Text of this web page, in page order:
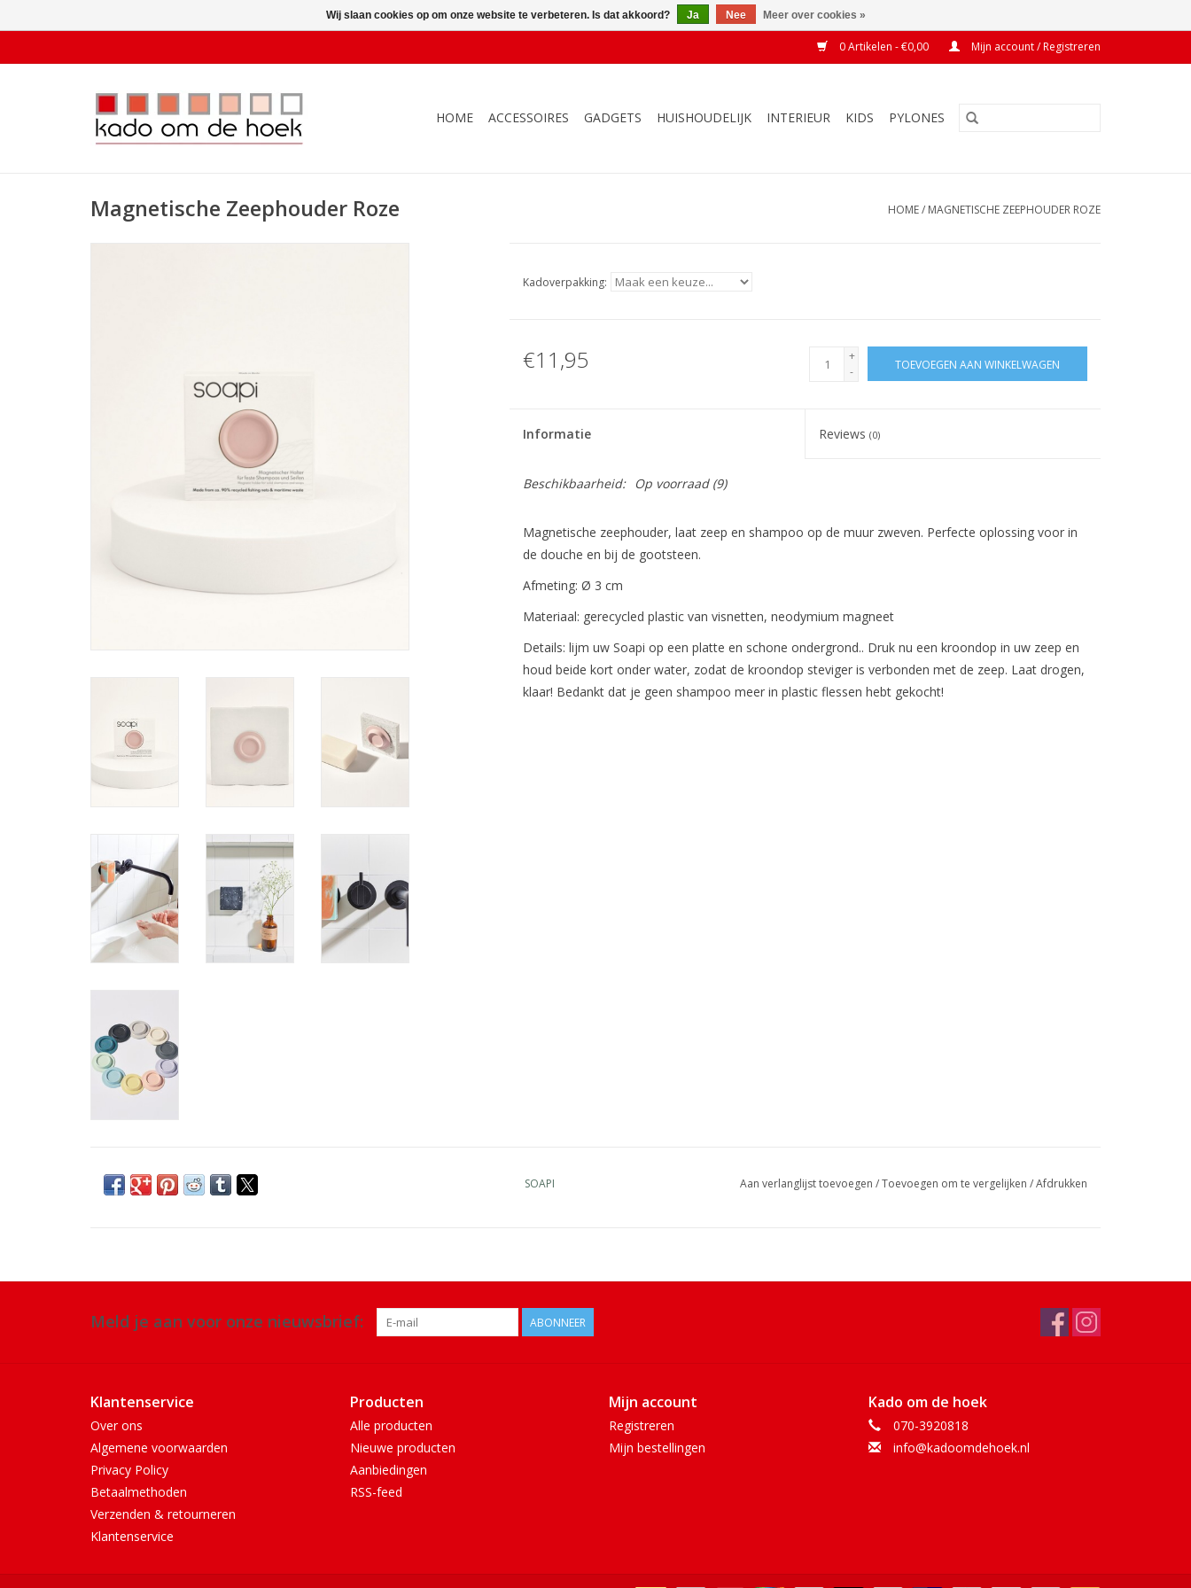
0 Artikelen - €0,00 Mijn account / Registreren
HOME ACCESSOIRES GADGETS HUISHOUDELIJK INTERIEUR KIDS PYLONES
Magnetische Zeephouder Roze HOME/ MAGNETISCHE ZEEPHOUDER ROZE
Kadoverpakking:
€11,95
+
-
TOEVOEGEN AAN WINKELWAGEN
Informatie Reviews(0)
Beschikbaarheid: Op voorraad(9)
Magnetische zeephouder, laat zeep en shampoo op de muur zweven. Perfecte oplossing voor in
de douche en bij de gootsteen.
Afmeting: Ø 3 cm
Materiaal: gerecycled plastic van visnetten, neodymium magneet
Details: lijm uw Soapi op een platte en schone ondergrond.. Druk nu een kroondop in uw zeep en
houd beide kort onder water, zodat de kroondop steviger is verbonden met de zeep. Laat drogen,
klaar! Bedankt dat je geen shampoo meer in plastic flessen hebt gekocht!
SOAPI Aan verlanglijst toevoegen /Toevoegen om te vergelijken /Afdrukken
Meld je aan voor onze nieuwsbrief: ABONNEER
Klantenservice
Over ons
Algemene voorwaarden
Privacy Policy
Betaalmethoden
Verzenden & retourneren
Klantenservice
Producten
Alle producten
Nieuwe producten
Aanbiedingen
RSS-feed
Mijn account
Registreren
Mijn bestellingen
Kado om de hoek
070-3920818
info@kadoomdehoek.nl
Wij slaan cookies op om onze website te verbeteren. Is dat akkoord? Ja Nee Meer over cookies »